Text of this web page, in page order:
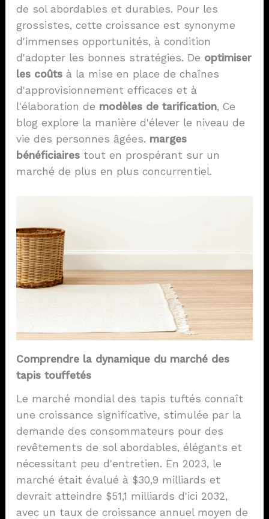
de sol abordables et durables. Pour les
grossistes, cette croissance est synonyme
d'immenses opportunités, à condition
d'adopter les bonnes stratégies. De optimiser
les coûtsà la mise en place de chaînes
d'approvisionnement efficaces et à
l'élaboration de modèles de tarification, Ce
blog explore la manière d'élever le niveau de
vie des personnes âgées. marges
bénéficiairestout en prospérant sur un
marché de plus en plus concurrentiel.
Comprendre la dynamique du marché des
tapis touffetés
Le marché mondial des tapis tuftés connaît
une croissance significative, stimulée par la
demande des consommateurs pour des
revêtements de sol abordables, élégants et
nécessitant peu d'entretien. En 2023, le
marché était évalué à $30,9 milliards et
devrait atteindre $51,1 milliards d'ici 2032,
avec un taux de croissance annuel moyen de